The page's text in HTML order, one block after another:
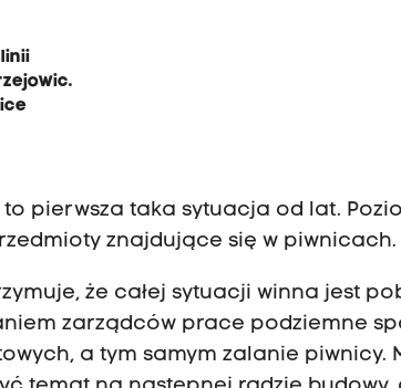
pierwsza taka sytuacja od lat.
znajdujące się w piwnicach.
że całej sytuacji winna jest
zarządców prace podziemne
a tym samym zalanie piwnicy.